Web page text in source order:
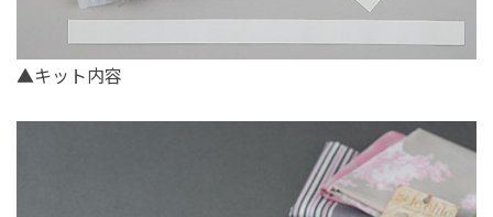
▲キット内容